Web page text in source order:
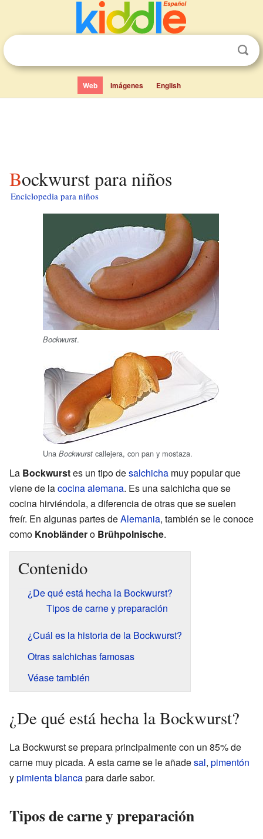
Web Imágenes English
Bockwurst para niños
Enciclopedia para niños
Bockwurst.
Una Bockwurst callejera, con pan y mostaza.
La Bockwurstes un tipo desalchicha muy popular que
viene de lacocina alemana. Es una salchicha que se
cocina hirviéndola, a diferencia de otras que se suelen
freír. En algunas partes deAlemania, también se le conoce
como Knobländero Brühpolnische.
Contenido
¿De qué está hecha la Bockwurst?
Tipos de carne y preparación
¿Cuál es la historia de la Bockwurst?
Otras salchichas famosas
Véase también
¿De qué está hecha la Bockwurst?
La Bockwurst se prepara principalmente con un 85% de
carne muy picada. A esta carne se le añadesal, pimentón
ypimienta blancapara darle sabor.
Tipos de carne y preparación